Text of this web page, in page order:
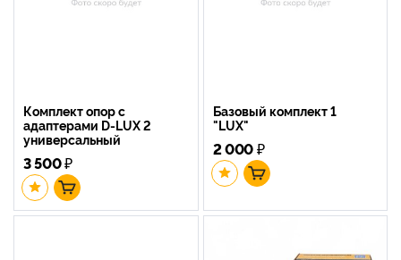
Комплект опор с
адаптерами D-LUX 2
универсальный
3 500₽
Базовый комплект 1
"LUX"
2 000₽